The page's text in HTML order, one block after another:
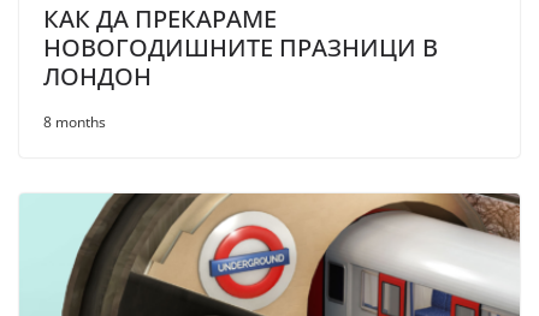
КАК ДА ПРЕКАРАМЕ
НОВОГОДИШНИТЕ ПРАЗНИЦИ В
ЛОНДОН
8 months